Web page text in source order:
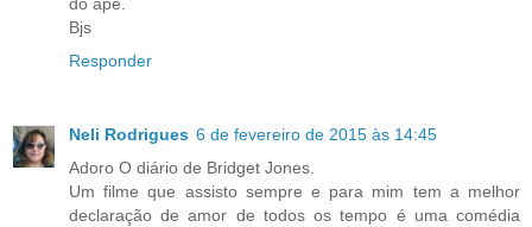
Bjs
Responder
Neli Rodrigues 6 de fevereiro de 2015 às 14:45
Adoro O diário de Bridget Jones.
Um filme que assisto sempre e para mim tem a melhor
declaração de amor de todos os tempo é uma comédia